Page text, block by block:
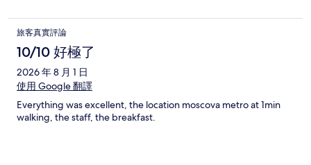
旅客真實評論
10/10 好極了
2026 年 8 月 1 日
使用 Google 翻譯
Everything was excellent, the location moscova metro at 1min
walking, the staff, the breakfast.